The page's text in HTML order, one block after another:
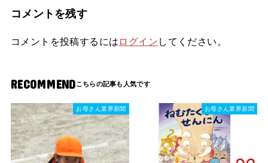
コメントを残す
コメントを投稿するには ログイン してください。
RECOMMEND
お母さん業界新聞 お母さん業界新聞